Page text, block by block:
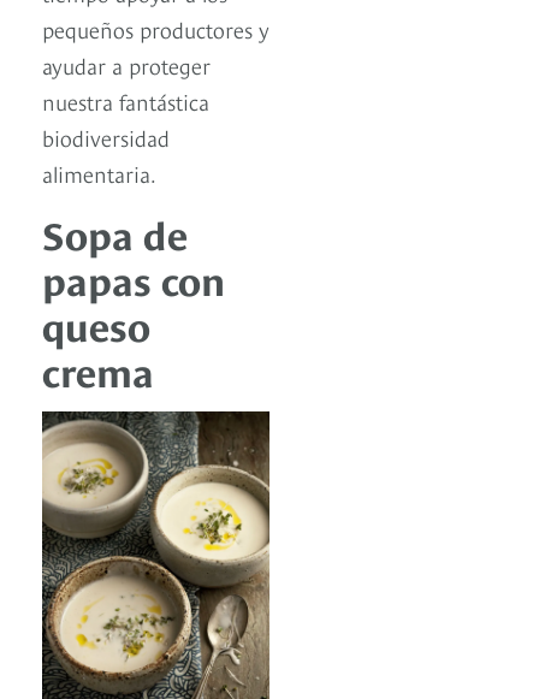
pequeños productores y
ayudar a proteger
nuestra fantástica
biodiversidad
alimentaria.
Sopa de
papas con
queso
crema